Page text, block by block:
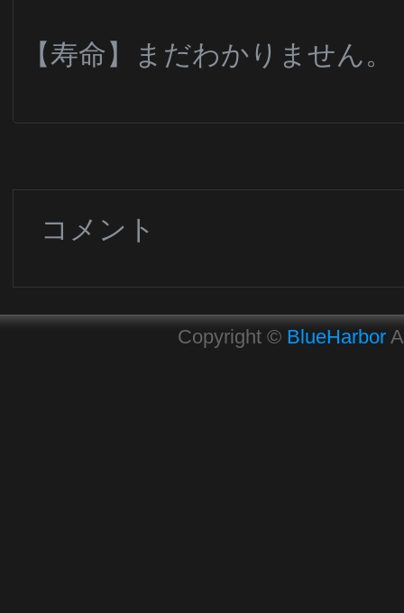
【寿命】まだわかりません。
コメント
Copyright © BlueHarbor